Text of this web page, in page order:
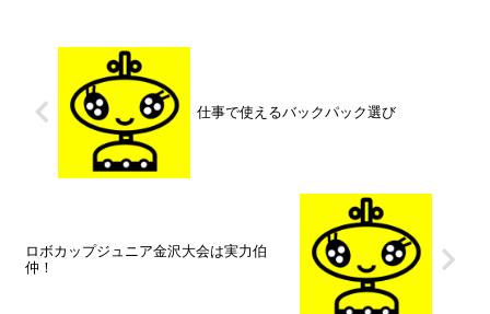
仕事で使えるバックパック選び
ロボカップジュニア金沢大会は実力伯
仲！